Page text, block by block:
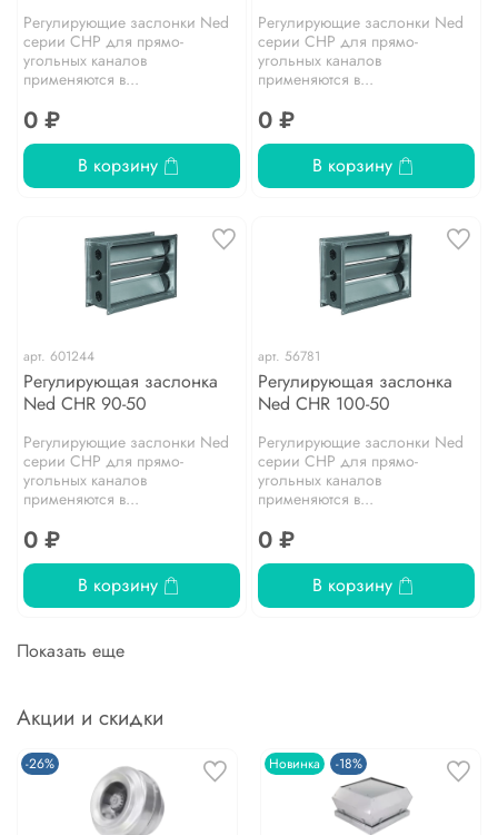
Регулирующие заслонки Ned
серии CHP для прямо­
угольных каналов
применяются в...
0 ₽
В корзину
Регулирующие заслонки Ned
серии CHP для прямо­
угольных каналов
применяются в...
0 ₽
В корзину
арт. 601244
Регулирующая заслонка
Ned CHR 90-50
Регулирующие заслонки Ned
серии CHP для прямо­
угольных каналов
применяются в...
0 ₽
В корзину
арт. 56781
Регулирующая заслонка
Ned CHR 100-50
Регулирующие заслонки Ned
серии CHP для прямо­
угольных каналов
применяются в...
0 ₽
В корзину
Показать еще
Акции и скидки
-26% Новинка -18%